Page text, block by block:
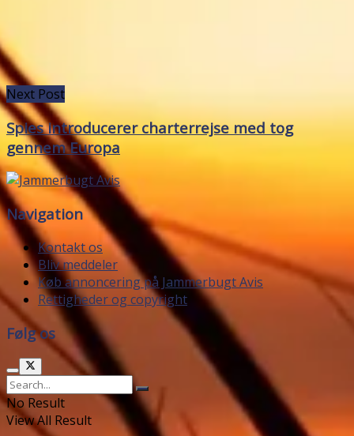
Next Post
Spies introducerer charterrejse med tog
gennem Europa
Navigation
Kontakt os
Bliv meddeler
Køb annoncering på Jammerbugt Avis
Rettigheder og copyright
Følg os
No Result
View All Result